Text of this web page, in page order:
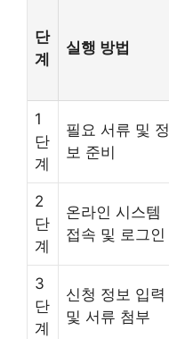
단
계
실행 방법
1
단
계
필요 서류 및 정
보 준비
2
단
계
온라인 시스템
접속 및 로그인
3
단
계
신청 정보 입력
및 서류 첨부